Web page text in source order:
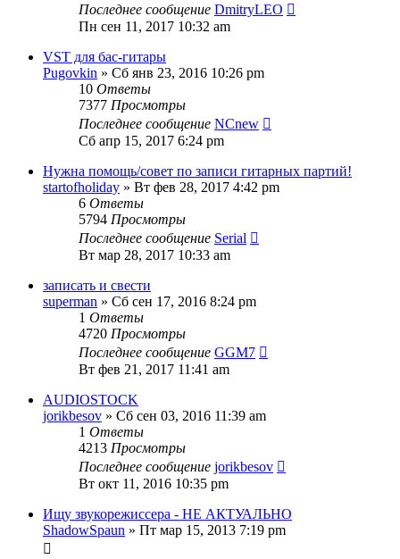
Последнее сообщение DmitryLEO
Пн сен 11, 2017 10:32 am
VST для бас-гитары
Pugovkin » Сб янв 23, 2016 10:26 pm
10 Ответы
7377 Просмотры
Последнее сообщение NCnew
Сб апр 15, 2017 6:24 pm
Нужна помощь/совет по записи гитарных партий!
startofholiday » Вт фев 28, 2017 4:42 pm
6 Ответы
5794 Просмотры
Последнее сообщение Serial
Вт мар 28, 2017 10:33 am
записать и свести
superman » Сб сен 17, 2016 8:24 pm
1 Ответы
4720 Просмотры
Последнее сообщение GGM7
Вт фев 21, 2017 11:41 am
AUDIOSTOCK
jorikbesov » Сб сен 03, 2016 11:39 am
1 Ответы
4213 Просмотры
Последнее сообщение jorikbesov
Вт окт 11, 2016 10:35 pm
Ищу звукорежиссера - НЕ АКТУАЛЬНО
ShadowSpaun » Пт мар 15, 2013 7:19 pm